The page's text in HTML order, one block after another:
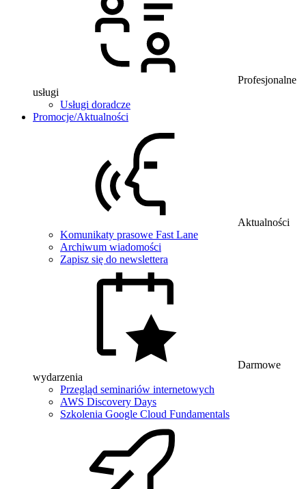
Profesjonalne
usługi
Usługi doradcze
Promocje/Aktualności
Aktualności
Komunikaty prasowe Fast Lane
Archiwum wiadomości
Zapisz się do newslettera
Darmowe
wydarzenia
Przegląd seminariów internetowych
AWS Discovery Days
Szkolenia Google Cloud Fundamentals